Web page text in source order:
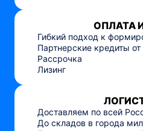
ОПЛАТА
Гибкий подход к
Партнерские кредиты
Рассрочка
Лизинг
Доставляем по всей
До складов в города